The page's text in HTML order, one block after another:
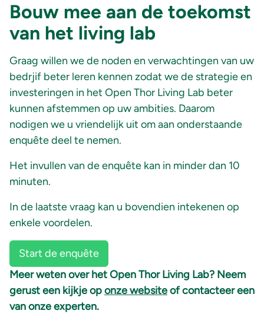
Bouw mee aan de toekomst
van het living lab
Graag willen we de noden en verwachtingen van uw
bedrjif beter leren kennen zodat we de strategie en
investeringen in het Open Thor Living Lab beter
kunnen afstemmen op uw ambities. Daarom
nodigen we u vriendelijk uit om aan onderstaande
enquête deel te nemen.
Het invullen van de enquête kan in minder dan 10
minuten.
In de laatste vraag kan u bovendien intekenen op
enkele voordelen.
Start de enquête
Meer weten over het Open Thor Living Lab? Neem
gerust een kijkje oponze websiteof contacteer een
van onze experten.